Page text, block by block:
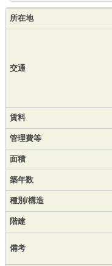
所在地
交通
賃料
管理費等
面積
築年数
種別/構造
階建
備考